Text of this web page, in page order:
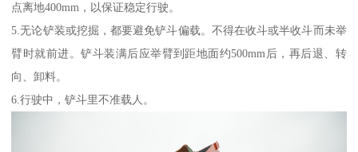
点离地400mm，以保证稳定行驶。
5.无论铲装或挖掘，都要避免铲斗偏载。不得在收斗或半收斗而未举
臂时就前进。铲斗装满后应举臂到距地面约500mm后，再后退、转
向、卸料。
6.行驶中，铲斗里不准载人。